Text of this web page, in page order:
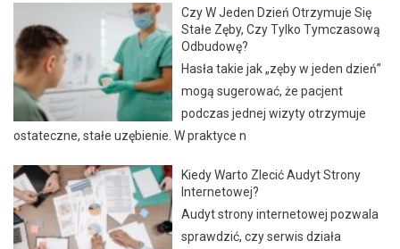
Czy W Jeden Dzień Otrzymuje Się
Stałe Zęby, Czy Tylko Tymczasową
Odbudowę?
Hasła takie jak „zęby w jeden dzień”
mogą sugerować, że pacjent
podczas jednej wizyty otrzymuje
ostateczne, stałe uzębienie. W praktyce n
Kiedy Warto Zlecić Audyt Strony
Internetowej?
Audyt strony internetowej pozwala
sprawdzić, czy serwis działa